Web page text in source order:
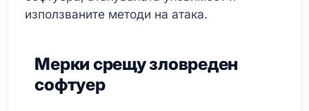
използваните методи на атака.
Мерки срещу зловреден
софтуер